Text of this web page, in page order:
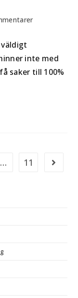
inte med
saker till 100%
… 11